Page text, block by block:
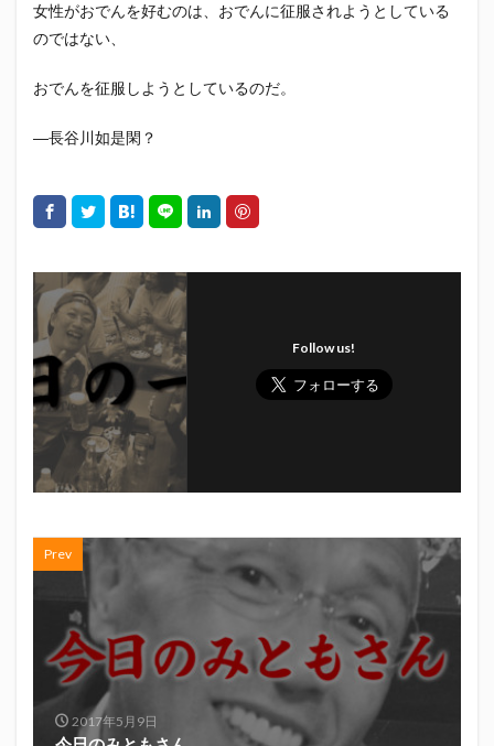
女性がおでんを好むのは、おでんに征服されようとしている
のではない、
おでんを征服しようとしているのだ。
―長谷川如是閑？
Follow us!
Prev
2017年5月9日
ビックボンバーズ
ビッグボンバーズ
ベアードビール
ペニーゆうすけ
ホッピー
三和酒造
伊東市
伊藤食品 伊豆急行
吉田義元
名古屋グランパス
呼び込み君
喜久酔
埼玉西武ライオンズ
大村屋酒造場
大道芸
天皇杯 太田焼きそば
安田記念
宝塚記念
宮崎本店
富士正酒造
山とおでん
日本酒
日清
杉錦酒造
東レアローズ静岡
森本酒造
権田修一
横浜F・マリノス 正雪
浦和レッズ
清水エスパルス
清水東高校
湘南ベルマーレ
滝波商店
田中眼蛇夢 田子の月
百田夏菜子